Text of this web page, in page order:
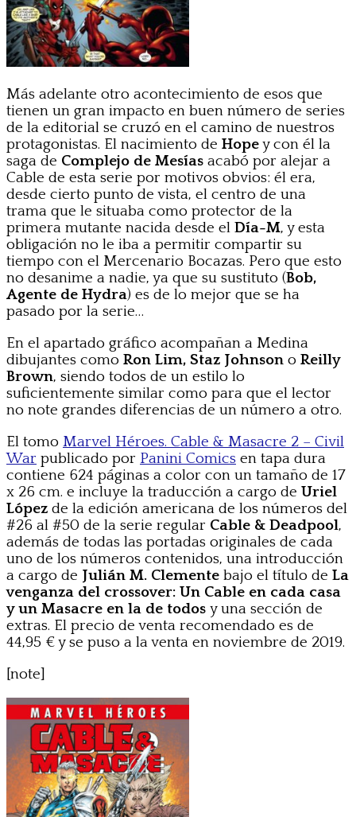
Más adelante otro acontecimiento de esos que
tienen un gran impacto en buen número de series
de la editorial se cruzó en el camino de nuestros
protagonistas. El nacimiento de Hopey con él la
saga de Complejo de Mesías acabó por alejar a
Cable de esta serie por motivos obvios: él era,
desde cierto punto de vista, el centro de una
trama que le situaba como protector de la
primera mutante nacida desde el Día-M, y esta
obligación no le iba a permitir compartir su
tiempo con el Mercenario Bocazas. Pero que esto
no desanime a nadie, ya que su sustituto (Bob,
Agente de Hydra) es de lo mejor que se ha
pasado por la serie…
En el apartado gráfico acompañan a Medina
dibujantes como Ron Lim, Staz Johnson o Reilly
Brown, siendo todos de un estilo lo
suficientemente similar como para que el lector
no note grandes diferencias de un número a otro.
El tomo Marvel Héroes. Cable & Masacre 2 – Civil
War publicado por Panini Comics en tapa dura
contiene 624 páginas a color con un tamaño de 17
x 26 cm. e incluye la traducción a cargo de Uriel
López de la edición americana de los números del
#26 al #50 de la serie regular Cable & Deadpool,
además de todas las portadas originales de cada
uno de los números contenidos, una introducción
a cargo de Julián M. Clemente bajo el título de La
venganza del crossover: Un Cable en cada casa
y un Masacre en la de todos y una sección de
extras. El precio de venta recomendado es de
44,95 € y se puso a la venta en noviembre de 2019.
[note]